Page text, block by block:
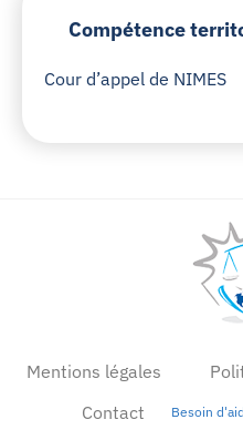
Compétence
Cour d’appel de NIMES
Mentions légales
Contact
Besoin